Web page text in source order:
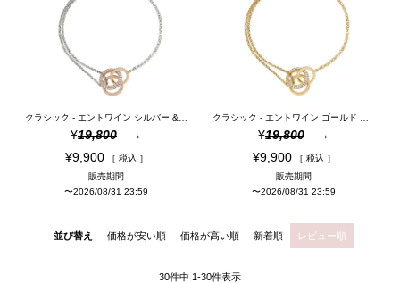
¥19,800
¥9,900
税込
販売期間
〜2026/08/31 23:59
¥19,800
¥9,900
税込
販売期間
〜2026/08/31 23:59
並び替え 価格が安い順 価格が高い順 新着順 レビュー順
30件中 1-30件表示